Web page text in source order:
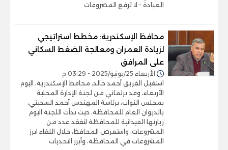
العبادة - لا ترفع المصروفات
محافظ الإسكندرية: مخطط استراتيجي
لزيادة العمران ومعالجة الضغط السكاني
على المرافق
الأربعاء 25/يونيو/2025 - 03:29 م
استقبل الفريق أحمد خالد، محافظ الإسكندرية، اليوم
الأربعاء، وفد برلماني من لجنة الإدارة المحلية
بمجلس النواب، برئاسة المهندس أحمد السجيني،
بالديوان العام للمحافظة، حيث بدأت اللجنة اليوم
زيارتها الميدانية للمحافظة لتفقد عدد من
المشروعات. واستعرض المحافظ، خلال اللقاء ابرز
المشروعات في المحافظة، وأبرز التحديات